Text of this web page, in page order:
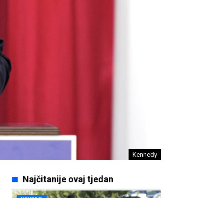
Kennedy
Najčitanije ovaj tjedan